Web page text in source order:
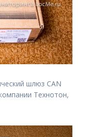
шлюз CAN
Технотон,